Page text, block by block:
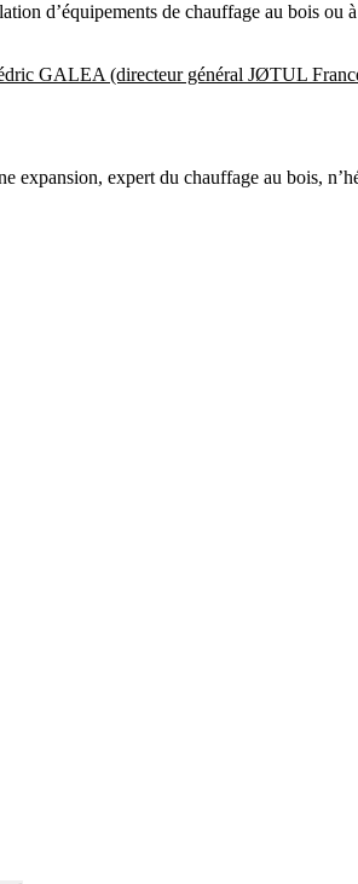
d’équipements de chauffage au bois
GALEA (directeur général JØTUL
expansion, expert du chauffage au bois,